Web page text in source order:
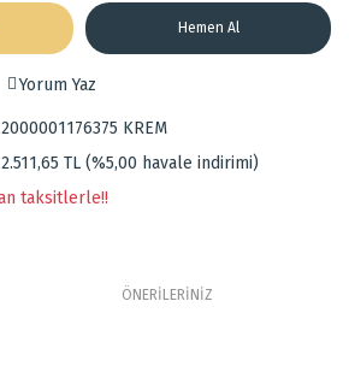
Hemen Al
Yorum Yaz
2000001176375 KREM
2.511,65 TL (%5,00 havale indirimi)
taksitlerle!!
ÖNERİLERİNİZ